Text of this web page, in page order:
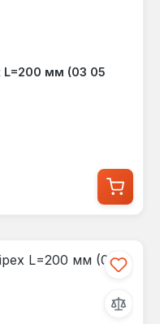
L=200 мм (03 05